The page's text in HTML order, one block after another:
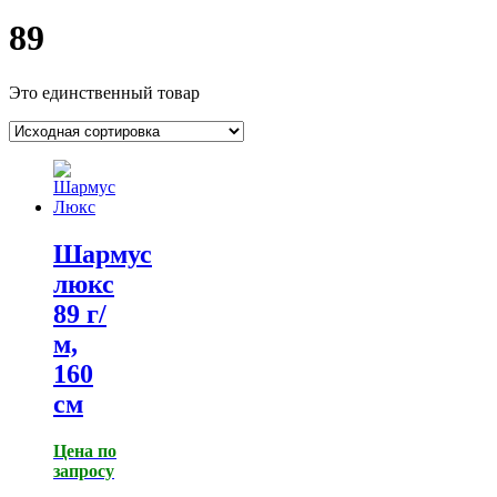
89
Это единственный товар
Шармус
люкс
89 г/
м,
160
см
Цена по
запросу